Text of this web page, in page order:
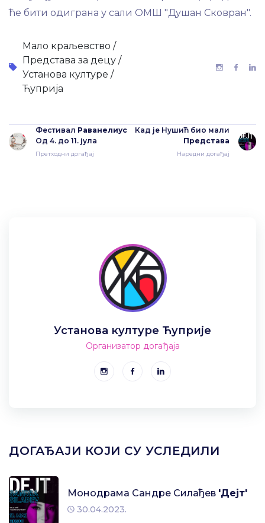
ће бити одиграна у сали ОМШ "Душан Сковран".
Мало краљевство /
Представа за децу /
Установа културе /
Ћуприја
Фестивал Раванелиус
Од 4. до 11. јула
Претходни догађај
Кад је Нушић био мали
Представа
Наредни догађај
Установа културе Ћуприје
Организатор догађаја
ДОГАЂАЈИ КОЈИ СУ УСЛЕДИЛИ
Монодрама Сандре Силађев 'Дејт'
30.04.2023.